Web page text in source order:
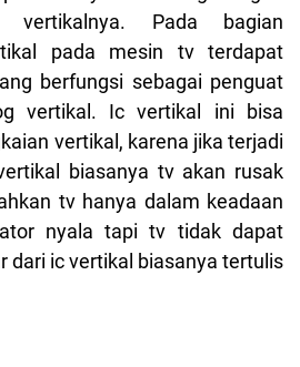
vertikalnya. Pada bagian
pada mesin tv terdapat
berfungsi sebagai penguat
vertikal. Ic vertikal ini bisa
vertikal, karena jika terjadi
biasanya tv akan rusak
tv hanya dalam keadaan
nyala tapi tv tidak dapat
dari ic vertikal biasanya tertulis